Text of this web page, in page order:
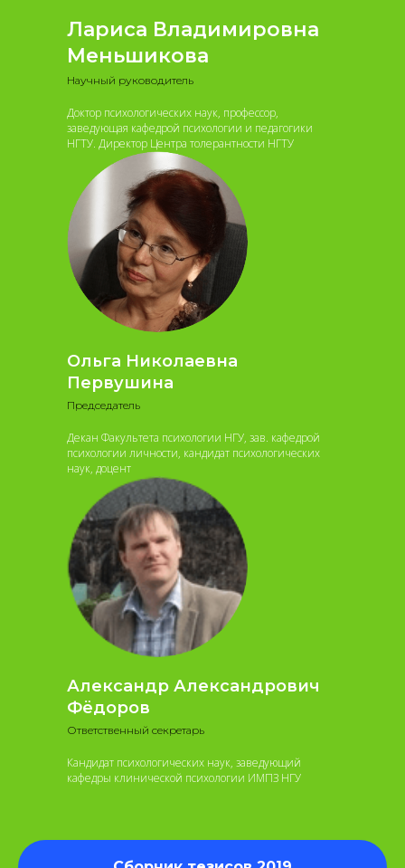
Лариса Владимировна
Меньшикова
Научный руководитель
Доктор психологических наук, профессор,
заведующая кафедрой психологии и педагогики
НГТУ. Директор Центра толерантности НГТУ
Ольга Николаевна
Первушина
Председатель
Декан Факультета психологии НГУ, зав. кафедрой
психологии личности, кандидат психологических
наук, доцент
Александр Александрович
Фёдоров
Ответственный секретарь
Кандидат психологических наук, заведующий
кафедры клинической психологии ИМПЗ НГУ